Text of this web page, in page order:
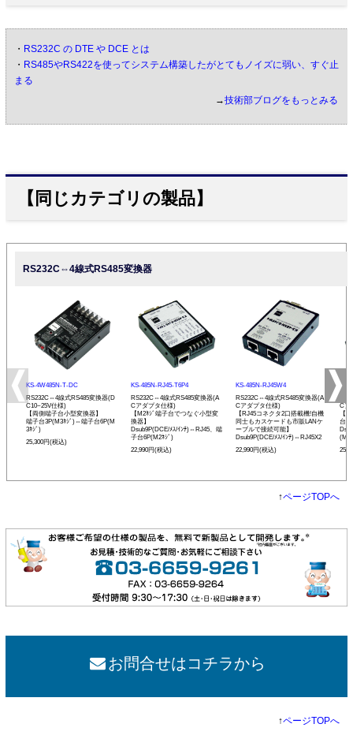
・ RS232C の DTE や DCE とは
・ RS485やRS422を使ってシステム構築したがとてもノイズに弱い、すぐ止
まる
→技術部ブログをもっとみる
【同じカテゴリの製品】
RS232C⇔4線式RS485変換器
KS-4W485N-T-DC
RS232C⇔4線式RS485変換器(D
C10~25V仕様)
【両側端子台小型変換器】
端子台3P(M3ﾈｼﾞ)⇔端子台6P(M
3ﾈｼﾞ)
25,300円(税込)
KS-485N-RJ45-T6P4
RS232C⇔4線式RS485変換器(A
Cアダプタ仕様)
【M2ﾈｼﾞ端子台でつなぐ小型変
換器】
Dsub9P(DCE/ﾒｽ/ｲﾝﾁ)⇔RJ45、端
子台6P(M2ﾈｼﾞ)
22,990円(税込)
KS-485N-RJ45W4
RS232C⇔4線式RS485変換器(A
Cアダプタ仕様)
【RJ45コネクタ2口搭載機!自機
同士もカスケードも市販LANケ
ーブルで接続可能】
Dsub9P(DCE/ﾒｽ/ｲﾝﾁ)⇔RJ45X2
22,990円(税込)
KS-
Cア
【
台
(M3
↑ページTOPへ
お問合せはコチラから
↑ページTOPへ